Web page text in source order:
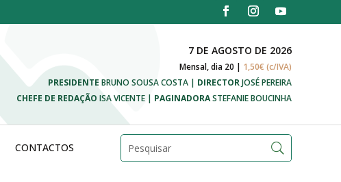
7 DE AGOSTO DE 2026
Mensal, dia 20 | 1,50€ (c/IVA)
PRESIDENTE BRUNO SOUSA COSTA | DIRECTORJOSÉ PEREIRA
CHEFE DE REDAÇÃO ISA VICENTE | PAGINADORASTEFANIE BOUCINHA
CONTACTOS